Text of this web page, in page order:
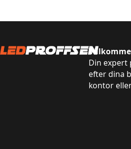
Din expert
efter dina
kontor